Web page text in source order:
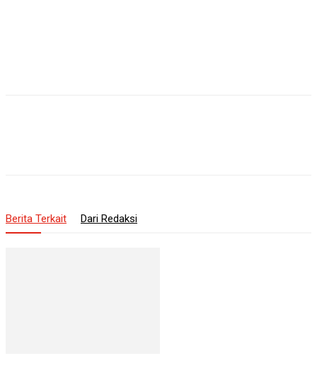
Berita Terkait Dari Redaksi